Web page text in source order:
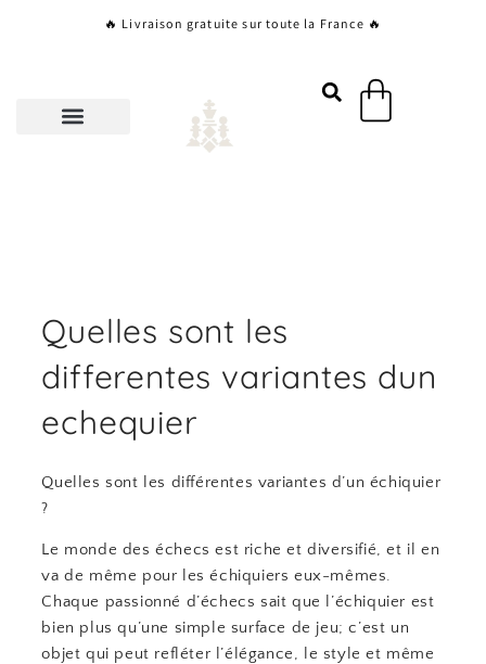
🔥 Livraison gratuite sur toute la France 🔥
Panier
Quelles sont les
differentes variantes dun
echequier
Quelles sont les différentes variantes d’un échiquier
?
Le monde des échecs est riche et diversifié, et il en
va de même pour les échiquiers eux-mêmes.
Chaque passionné d’échecs sait que l’échiquier est
bien plus qu’une simple surface de jeu; c’est un
objet qui peut refléter l’élégance, le style et même